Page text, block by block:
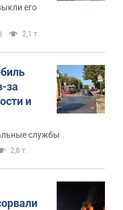
его
2,1 т.
за
и
службы
2,8 т.